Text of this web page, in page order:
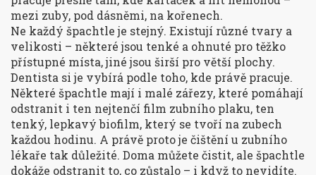
mezi zuby, pod dásněmi, na kořenech.
Ne každý špachtle je stejný. Existují různé tvary a
velikosti – některé jsou tenké a ohnuté pro těžko
přístupné místa, jiné jsou širší pro větší plochy.
Dentista si je vybírá podle toho, kde právě pracuje.
Některé špachtle mají i malé zářezy, které pomáhají
odstranit i ten nejtenčí film zubního plaku, ten
tenký, lepkavý biofilm, který se tvoří na zubech
každou hodinu. A právě proto je čištění u zubního
lékaře tak důležité. Doma můžete čistit, ale špachtle
dokáže odstranit to, co zůstalo – i když to nevidíte.